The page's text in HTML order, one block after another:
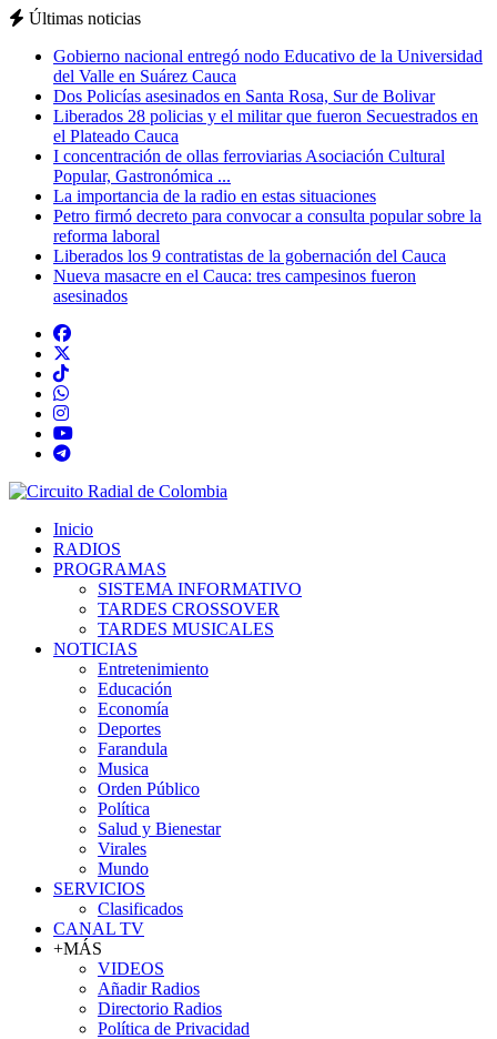
Últimas noticias
Gobierno nacional entregó nodo Educativo de la Universidad
del Valle en Suárez Cauca
Dos Policías asesinados en Santa Rosa, Sur de Bolivar
Liberados 28 policias y el militar que fueron Secuestrados en
el Plateado Cauca
I concentración de ollas ferroviarias Asociación Cultural
Popular, Gastronómica ...
La importancia de la radio en estas situaciones
Petro firmó decreto para convocar a consulta popular sobre la
reforma laboral
Liberados los 9 contratistas de la gobernación del Cauca
Nueva masacre en el Cauca: tres campesinos fueron
asesinados
Inicio
RADIOS
PROGRAMAS
SISTEMA INFORMATIVO
TARDES CROSSOVER
TARDES MUSICALES
NOTICIAS
Entretenimiento
Educación
Economía
Deportes
Farandula
Musica
Orden Público
Política
Salud y Bienestar
Virales
Mundo
SERVICIOS
Clasificados
CANAL TV
+MÁS
VIDEOS
Añadir Radios
Directorio Radios
Política de Privacidad